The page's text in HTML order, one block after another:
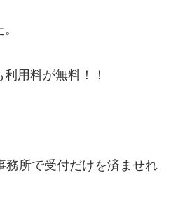
用料が無料！！
務所で受付だけを済ませれ